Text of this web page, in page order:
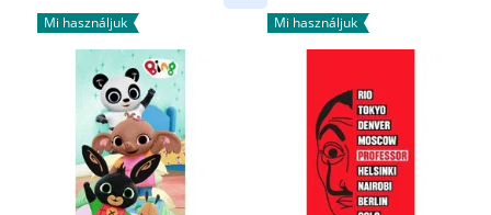
Mi használjuk Mi használjuk